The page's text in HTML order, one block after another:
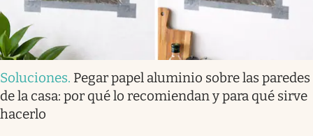
Soluciones. Pegar papel aluminio sobre las paredes
de la casa: por qué lo recomiendan y para qué sirve
hacerlo